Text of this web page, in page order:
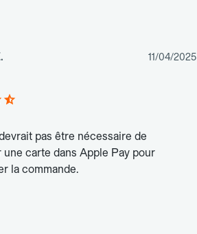
11/04/2025
devrait pas être nécessaire de
une carte dans Apple Pay pour
la commande.